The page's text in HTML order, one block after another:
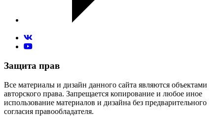
Защита прав
Все материалы и дизайн данного сайта являются объектами
авторского права. Запрещается копирование и любое иное
использование материалов и дизайна без предварительного
согласия правообладателя.